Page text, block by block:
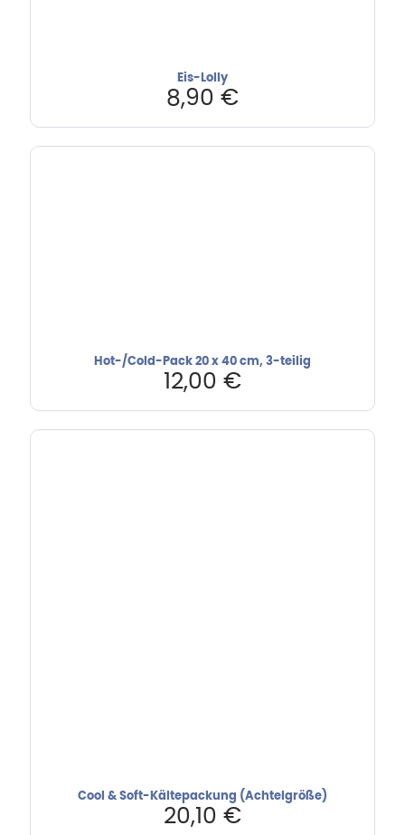
Eis-Lolly
8,90 €
Hot-/Cold-Pack 20 x 40 cm, 3-teilig
12,00 €
Cool & Soft-Kältepackung (Achtelgröße)
20,10 €